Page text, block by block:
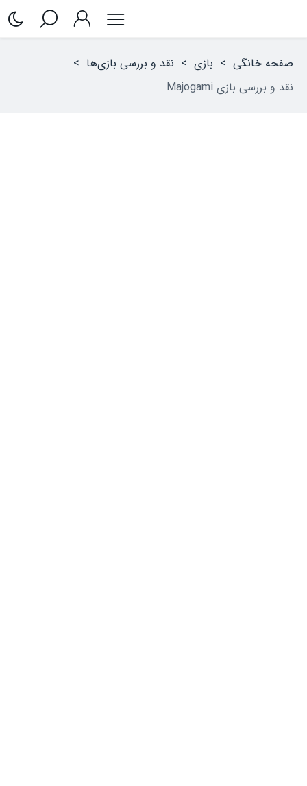
صفحه خانگی > بازی > نقد و بررسی بازی‌ها >
نقد و بررسی بازی Majogami